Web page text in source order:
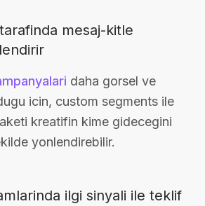
mesaj-kitle
daha gorsel ve
icin, custom segments ile
kreatifin kime gidecegini
yonlendirebilir.
ilgi sinyali ile teklif